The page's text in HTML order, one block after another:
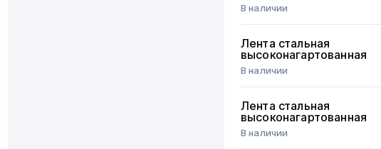
В наличии
Лента стальная
высоконагартованная
В наличии
Лента стальная
высоконагартованная
В наличии